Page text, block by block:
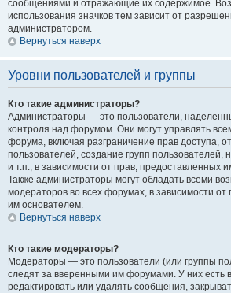
сообщениями и отражающие их содержимое.
использования значков тем зависит от
администратором.
Вернуться наверх
Уровни пользователей и группы
Кто такие администраторы?
Администраторы — это пользователи,
контроля над форумом. Они могут управлять
форума, включая разграничение прав доступа,
пользователей, создание групп пользователей,
и т.п., в зависимости от прав, предоставленных
Также администраторы могут обладать всеми
модераторов во всех форумах, в зависимости
им основателем.
Вернуться наверх
Кто такие модераторы?
Модераторы — это пользователи (или группы
следят за вверенными им форумами. У них есть
редактировать или удалять сообщения,